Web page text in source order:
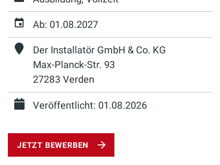
Ab: 01.08.2027
Der Installatör GmbH & Co. KG
Max-Planck-Str. 93
27283 Verden
Veröffentlicht: 01.08.2026
JETZT BEWERBEN